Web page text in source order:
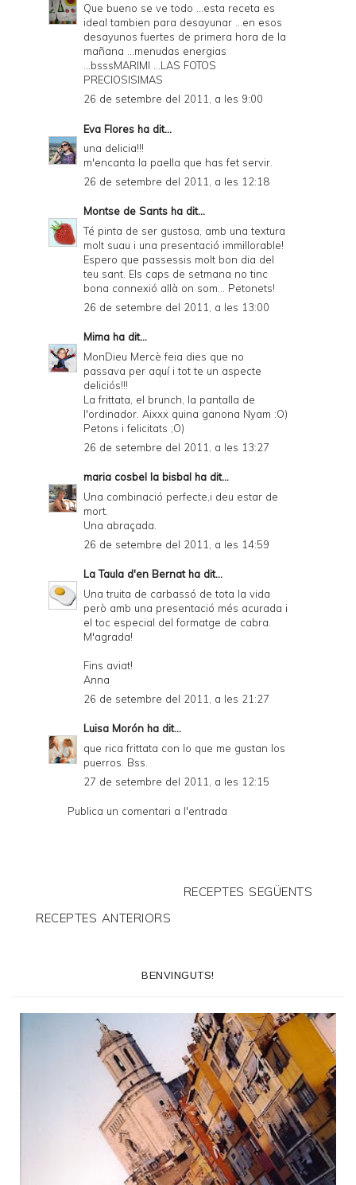
Que bueno se ve todo ...esta receta es
ideal tambien para desayunar ...en esos
desayunos fuertes de primera hora de la
mañana ...menudas energias
...bsssMARIMI ...LAS FOTOS
PRECIOSISIMAS
26 de setembre del 2011, a les 9:00
Eva Flores ha dit...
una delicia!!!
m'encanta la paella que has fet servir.
26 de setembre del 2011, a les 12:18
Montse de Sants ha dit...
Té pinta de ser gustosa, amb una textura
molt suau i una presentació immillorable!
Espero que passessis molt bon dia del
teu sant. Els caps de setmana no tinc
bona connexió allà on som... Petonets!
26 de setembre del 2011, a les 13:00
Mima ha dit...
MonDieu Mercè feia dies que no
passava per aquí i tot te un aspecte
deliciós!!!
La frittata, el brunch, la pantalla de
l'ordinador. Aixxx quina ganona Nyam :O)
Petons i felicitats ;O)
26 de setembre del 2011, a les 13:27
maria cosbel la bisbal ha dit...
Una combinació perfecte,i deu estar de
mort.
Una abraçada.
26 de setembre del 2011, a les 14:59
La Taula d'en Bernatha dit...
Una truita de carbassó de tota la vida
però amb una presentació més acurada i
el toc especial del formatge de cabra.
M'agrada!
Fins aviat!
Anna
26 de setembre del 2011, a les 21:27
Luisa Morón ha dit...
que rica frittata con lo que me gustan los
puerros. Bss.
27 de setembre del 2011, a les 12:15
Publica un comentari a l'entrada
RECEPTES SEGÜENTS
RECEPTES ANTERIORS
BENVINGUTS!